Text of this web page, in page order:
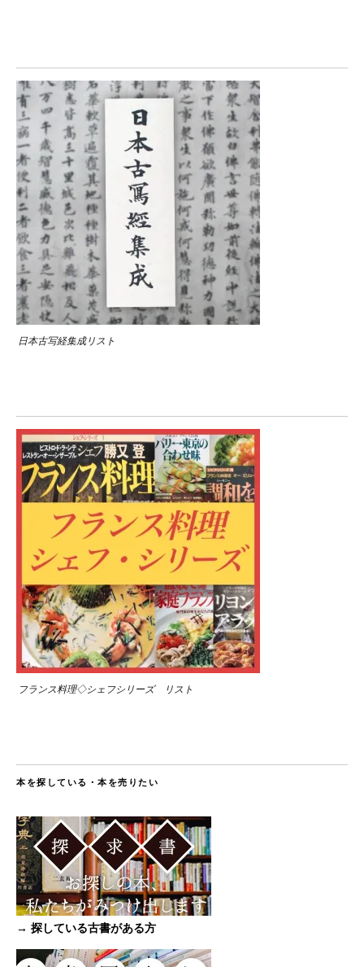
日本古写経集成リスト
フランス料理◇シェフシリーズ リスト
本を探している・本を売りたい
→ 探している古書がある方